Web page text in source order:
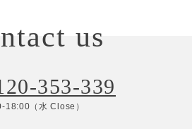
us
353-339
18:00（水 Close）